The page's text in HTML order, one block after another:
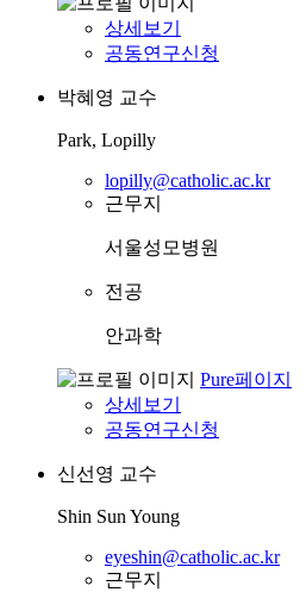
상세보기
공동연구신청
박혜영 교수
Park, Lopilly
lopilly@catholic.ac.kr
근무지
서울성모병원
전공
안과학
Pure페이지
상세보기
공동연구신청
신선영 교수
Shin Sun Young
eyeshin@catholic.ac.kr
근무지